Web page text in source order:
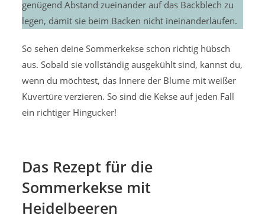
genügend Abstand zueinander auf das Backblech zu
legen, damit sie beim Backen nicht ineinanderlaufen.
So sehen deine Sommerkekse schon richtig hübsch
aus. Sobald sie vollständig ausgekühlt sind, kannst du,
wenn du möchtest, das Innere der Blume mit weißer
Kuvertüre verzieren. So sind die Kekse auf jeden Fall
ein richtiger Hingucker!
Das Rezept für die
Sommerkekse mit
Heidelbeeren